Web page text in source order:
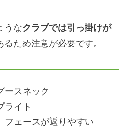
うなクラブでは引っ掛けが
るため注意が必要です。
ースネック
ライト
フェースが返りやすい